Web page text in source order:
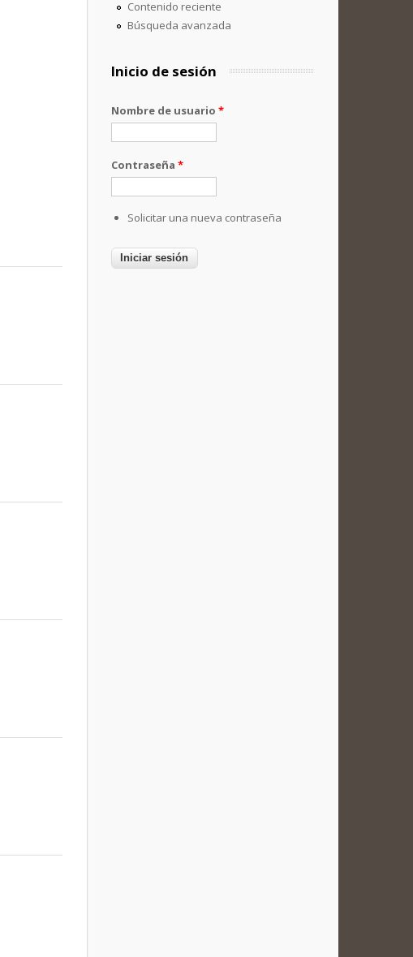
Contenido reciente
Búsqueda avanzada
Inicio de sesión
Nombre de usuario *
Contraseña *
Solicitar una nueva contraseña